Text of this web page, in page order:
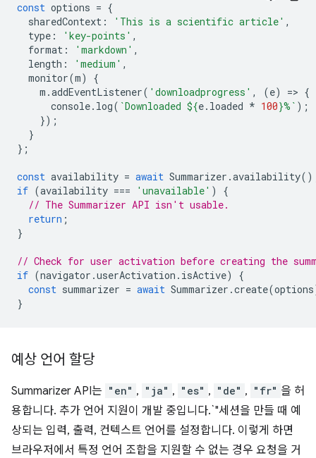
const options = {
sharedContext : 'This is a scientific article' ,
type : 'key-points' ,
format : 'markdown' ,
length : 'medium' ,
monitor(m)
{
m .addEventListener( 'downloadprogress' , (e) => {
console. log( `Downloaded ${e. loaded * 100}%` );
});
}
};
const availability = await Summarizer .availability
if (availability === 'unavailable' )
{
// The Summarizer API isn't usable.
return ;
}
// Check for user activation before creating the
if (navigator .userActivation . isActive)
{
const summarizer = await Summarizer .create(options
}
예상 언어 할당
Summarizer API는 "en" , "ja" , "es" , "de" , "fr" 을 허
용합니다. 추가 언어 지원이 개발 중입니다.`"세션을 만들 때 예
상되는 입력, 출력, 컨텍스트 언어를 설정합니다. 이렇게 하면
브라우저에서 특정 언어 조합을 지원할 수 없는 경우 요청을 거